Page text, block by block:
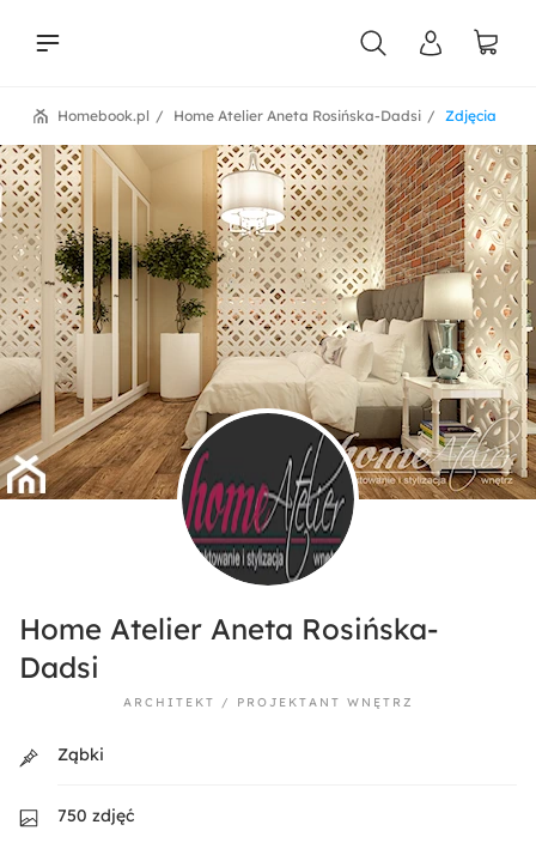
Zdjęcia
Home Atelier Aneta Rosińska-Dadsi
Homebook.pl
Home Atelier Aneta Rosińska-
Dadsi
ARCHITEKT / PROJEKTANT WNĘTRZ
Ząbki
750 zdjęć